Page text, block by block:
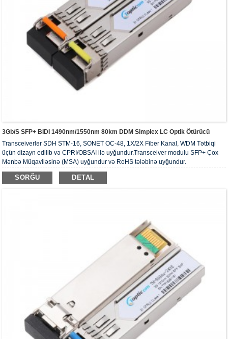
3Gb/s SFP+ BIDI 1490nm/1550nm 80km DDM Simplex LC Optik Ötürücü
Transceiverlər SDH STM-16, SONET OC-48, 1X/2X Fiber Kanal, WDM Tətbiqi
üçün dizayn edilib və CPRI/OBSAI ilə uyğundur.Transceiver modulu SFP+ Çox
Mənbə Müqaviləsinə (MSA) uyğundur və RoHS tələbinə uyğundur.
SORĞU DETAL